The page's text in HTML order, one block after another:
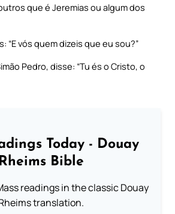
que é Jeremias ou algum dos
“E vós quem dizeis que eu sou?”
Pedro, disse: “Tu és o Cristo, o
Today - Douay
Rheims Bible
readings in the classic Douay
translation.